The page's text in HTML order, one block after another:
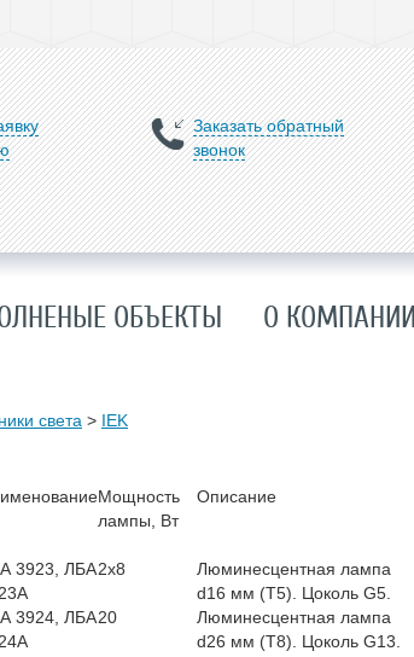
Заказать обратный
звонок
ОБЪЕКТЫ О КОМПАНИИ
света > IEK
Мощность
лампы, Вт
Описание
3923, ЛБА2x8
Люминесцентная лампа
d16 мм (T5). Цоколь G5.
3924, ЛБА20
Люминесцентная лампа
d26 мм (T8). Цоколь G13.